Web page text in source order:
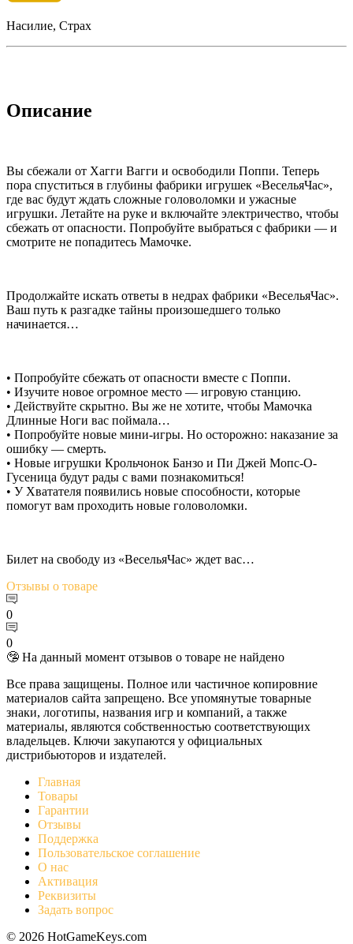
Насилие, Страх
Описание
Вы сбежали от Хагги Вагги и освободили Поппи. Теперь
пора спуститься в глубины фабрики игрушек «ВесельяЧас»,
где вас будут ждать сложные головоломки и ужасные
игрушки. Летайте на руке и включайте электричество, чтобы
сбежать от опасности. Попробуйте выбраться с фабрики — и
смотрите не попадитесь Мамочке.
Продолжайте искать ответы в недрах фабрики «ВесельяЧас».
Ваш путь к разгадке тайны произошедшего только
начинается…
• Попробуйте сбежать от опасности вместе с Поппи.
• Изучите новое огромное место — игровую станцию.
• Действуйте скрытно. Вы же не хотите, чтобы Мамочка
Длинные Ноги вас поймала…
• Попробуйте новые мини-игры. Но осторожно: наказание за
ошибку — смерть.
• Новые игрушки Крольчонок Банзо и Пи Джей Мопс-О-
Гусеница будут рады с вами познакомиться!
• У Хватателя появились новые способности, которые
помогут вам проходить новые головоломки.
Билет на свободу из «ВесельяЧас» ждет вас…
Отзывы о товаре
0
0
🤥 На данный момент отзывов о товаре не найдено
Все права защищены. Полное или частичное копировние
материалов сайта запрещено. Все упомянутые товарные
знаки, логотипы, названия игр и компаний, а также
материалы, являются собственностью соответствующих
владельцев. Ключи закупаются у официальных
дистрибьюторов и издателей.
Главная
Товары
Гарантии
Отзывы
Поддержка
Пользовательское соглашение
О нас
Активация
Реквизиты
Задать вопрос
© 2026 HotGameKeys.com